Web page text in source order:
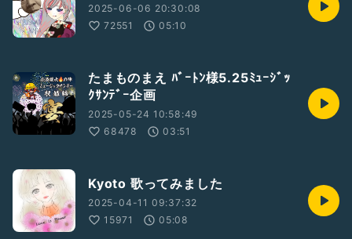
2025-06-06 20:30:08
72551
05:10
たまものまえ ﾊﾞｰﾄﾝ様5.25ﾐｭｰｼﾞｯ
ｸｻﾝﾃﾞｰ企画
2025-05-24 10:58:49
68478
03:51
Kyoto 歌ってみました
2025-04-11 09:37:32
15971
05:08